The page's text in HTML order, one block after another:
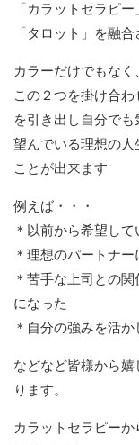
「カラットセラピ
「タロット」を融
カラーだけでもな
この２つを掛け合
を引き出し自分で
望んでいる理想の人
ことが出来ます
例えば・・・
＊以前から希望し
＊理想のパートナ
＊苦手な上司との
になった
＊自分の強みを活
などなど皆様から
ります。
カラットセラピー